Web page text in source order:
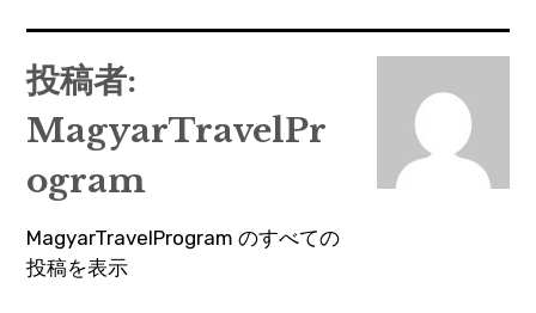
稿
ナ
ビ
ゲ
ー
シ
ョ
ン
投稿者:
MagyarTravelPr
ogram
MagyarTravelProgram のすべての
投稿を表示